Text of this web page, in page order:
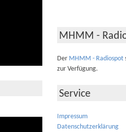
MHMM -
Der MHMM - Radiospot
zur Verfügung.
Service
Impressum
Datenschutzerklärung